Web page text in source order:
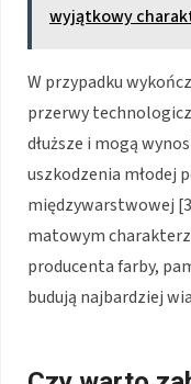
wyjątkowy
W przypadku
przerwy
dłuższe i mogą
uszkodzenia młodej
międzywarstwowej
matowym
producenta farby,
budują najbardziej